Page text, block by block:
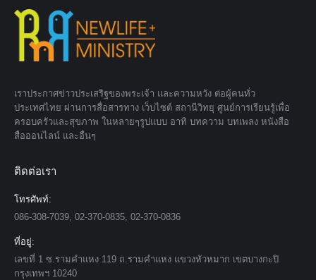
เราประกาศข่าวประเสริฐของพระเจ้า และความหวัง ต่อผู้คนทั่ว
ประเทศไทย ผ่านการสื่อสารทาง เว็บไซต์ สถานีวิทยุ ศูนย์การเรียนรู้เพื่อ
ครอบครัวและสุขภาพ ในหลายๆรูปแบบ อาทิ บทความ บทเพลง หนังสือ
สื่อออนไลน์ และอื่นๆ
ติดต่อเรา
โทรศัพท์:
086-308-7039, 02-370-0835, 02-370-0836
ที่อยู่:
เลขที่ 1 ซ.รามคำแหง 119 ถ.รามคำแหง แขวงหัวหมาก เขตบางกะปิ
กรุงเทพฯ 10240